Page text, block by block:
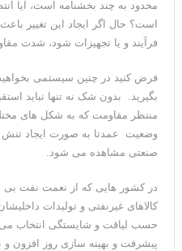
محدود به چند بخشنامه است، آیا
است؟ حال اگر ایجاد این تغییر
فرآیند و یا تجهیزات شود، شدت
فرض کنید در چنین سیستمی
بگیرید. بدون شک نه تنها نباید
منتظر مقاومت که به شکل های
وضعیت عمدتا به صورت ایجاد
صنعتی مشاهده می شود.
در کشور هایی که از نعمت نفت بی
کالاهای غیرنفتی و تولیدات
حسب لیاقت و شایستگی انتخاب می
پیشرفت و بهینه سازی روز افزون و